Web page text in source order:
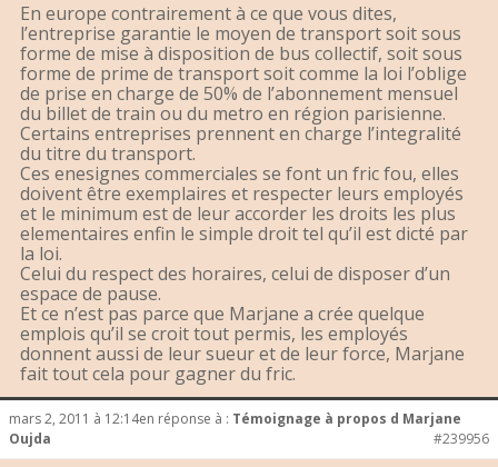
En europe contrairement à ce que vous dites,
l’entreprise garantie le moyen de transport soit sous
forme de mise à disposition de bus collectif, soit sous
forme de prime de transport soit comme la loi l’oblige
de prise en charge de 50% de l’abonnement mensuel
du billet de train ou du metro en région parisienne.
Certains entreprises prennent en charge l’integralité
du titre du transport.
Ces enesignes commerciales se font un fric fou, elles
doivent être exemplaires et respecter leurs employés
et le minimum est de leur accorder les droits les plus
elementaires enfin le simple droit tel qu’il est dicté par
la loi.
Celui du respect des horaires, celui de disposer d’un
espace de pause.
Et ce n’est pas parce que Marjane a crée quelque
emplois qu’il se croit tout permis, les employés
donnent aussi de leur sueur et de leur force, Marjane
fait tout cela pour gagner du fric.
mars 2, 2011 à 12:14en réponse à : Témoignage à propos d Marjane
Oujda
#239956